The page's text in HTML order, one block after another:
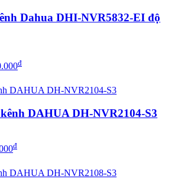
Dahua DHI-NVR5832-EI độ
đ
DAHUA DH-NVR2104-S3
đ